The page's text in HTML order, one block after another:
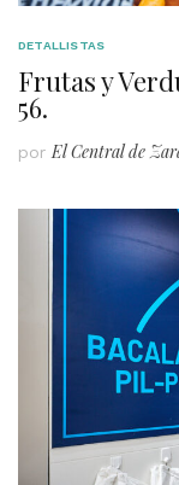
DETALLISTAS
Frutas y
56.
porEl Central de